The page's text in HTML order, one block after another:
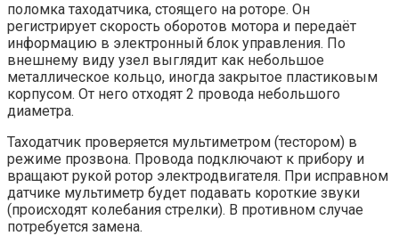
поломка таходатчика, стоящего на роторе. Он
регистрирует скорость оборотов мотора и передаёт
информацию в электронный блок управления. По
внешнему виду узел выглядит как небольшое
металлическое кольцо, иногда закрытое пластиковым
корпусом. От него отходят 2 провода небольшого
диаметра.
Таходатчик проверяется мультиметром (тестором) в
режиме прозвона. Провода подключают к прибору и
вращают рукой ротор электродвигателя. При исправном
датчике мультиметр будет подавать короткие звуки
(происходят колебания стрелки). В противном случае
потребуется замена.